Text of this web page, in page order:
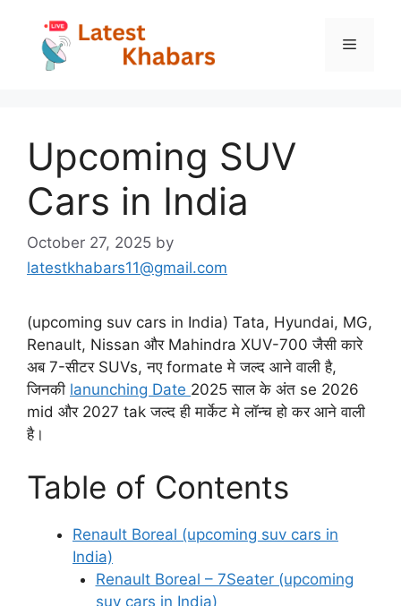
content
Menu
Upcoming SUV
Cars in India
October 27, 2025 by
latestkhabars11@gmail.com
(upcoming suv cars in India) Tata, Hyundai, MG,
Renault, Nissan और Mahindra XUV-700 जैसी कारे
अब 7-सीटर SUVs, नए formate मे जल्द आने वाली है,
जिनकी lanunching Date 2025 साल के अंत se 2026
mid और 2027 tak जल्द ही मार्केट मे लॉन्च हो कर आने वाली
है।
Table of Contents
Renault Boreal (upcoming suv cars in
India)
Renault Boreal – 7Seater (upcoming
suv cars in India)